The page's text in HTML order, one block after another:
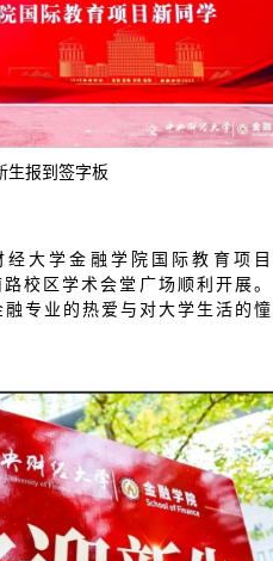
生报到签字板
大学金融学院国际教育项目
校区学术会堂广场顺利开展。
专业的热爱与对大学生活的憧